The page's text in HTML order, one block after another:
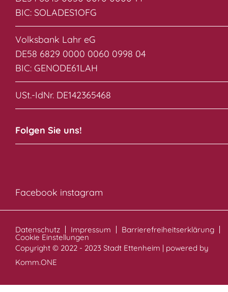
BIC: SOLADES1OFG
Volksbank Lahr eG
DE58 6829 0000 0060 0998 04
BIC: GENODE61LAH
USt.-IdNr. DE142365468
Folgen Sie uns!
Facebook instagram
Datenschutz Impressum Barrierefreiheitserklärung
Cookie Einstellungen
Copyright © 2022 - 2023 Stadt Ettenheim | powered by
Komm.ONE